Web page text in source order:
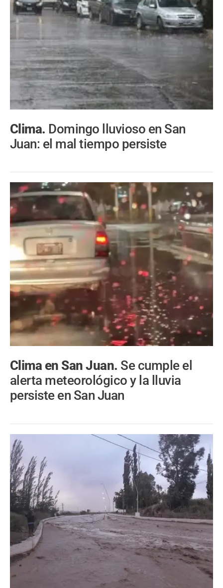
Clima. Domingo lluvioso en San
Juan: el mal tiempo persiste
Clima en San Juan. Se cumple el
alerta meteorológico y la lluvia
persiste en San Juan